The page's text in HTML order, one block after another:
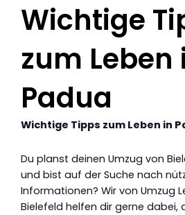
Wichtige
zum Leben
Padua
Wichtige Tipps zum Leben in
Du planst deinen Umzug von
und bist auf der Suche nach
Informationen? Wir von Umzug
Bielefeld helfen dir gerne dabei,